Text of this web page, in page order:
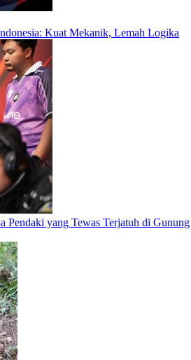
Kuat Mekanik, Lemah Logika
Pendaki yang Tewas Terjatuh di Gunung